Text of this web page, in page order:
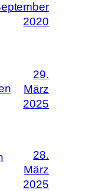
2020
29.
März
2025
28.
März
2025